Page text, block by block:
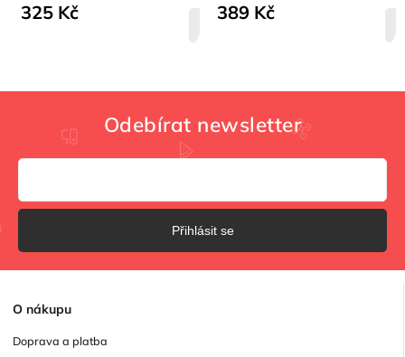
325 Kč
DETAIL
389 Kč
O nákupu
Doprava a platba
Odebírat newsletter
Přihlásit se